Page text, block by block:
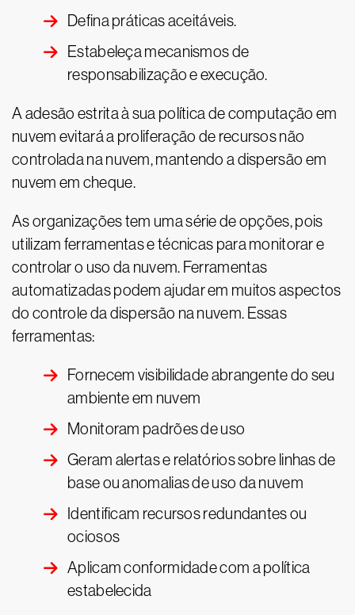
Defina práticas aceitáveis.
Estabeleça mecanismos de
responsabilização e execução.
A adesão estrita à sua política de computação em
nuvem evitará a proliferação de recursos não
controlada na nuvem, mantendo a dispersão em
nuvem em cheque.
As organizações tem uma série de opções, pois
utilizam ferramentas e técnicas para monitorar e
controlar o uso da nuvem. Ferramentas
automatizadas podem ajudar em muitos aspectos
do controle da dispersão na nuvem. Essas
ferramentas:
Fornecem visibilidade abrangente do seu
ambiente em nuvem
Monitoram padrões de uso
Geram alertas e relatórios sobre linhas de
base ou anomalias de uso da nuvem
Identificam recursos redundantes ou
ociosos
Aplicam conformidade com a política
estabelecida